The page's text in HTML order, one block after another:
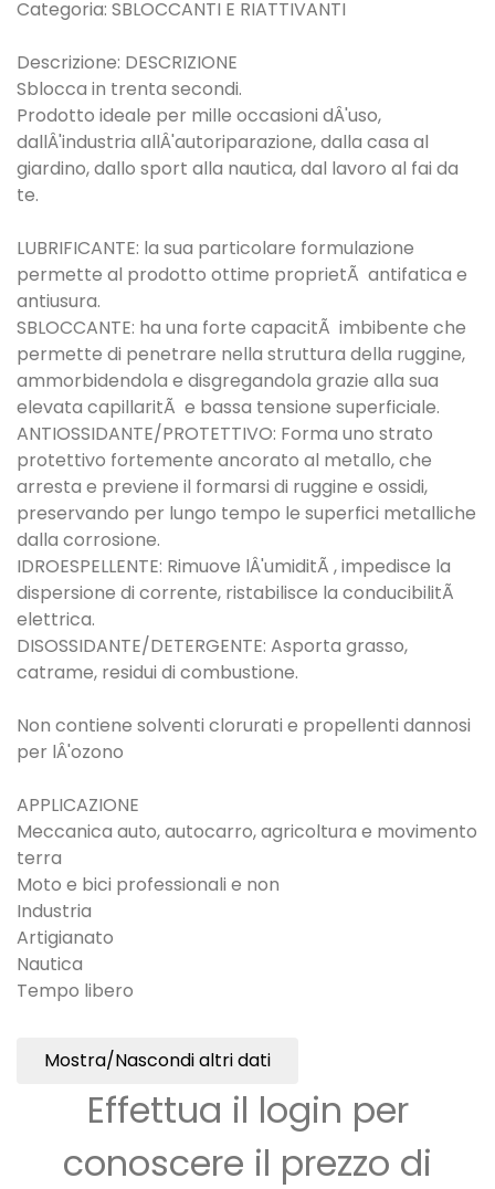
Categoria: SBLOCCANTI E RIATTIVANTI
Descrizione: DESCRIZIONE
Sblocca in trenta secondi.
Prodotto ideale per mille occasioni dÂ'uso,
dallÂ'industria allÂ'autoriparazione, dalla casa al
giardino, dallo sport alla nautica, dal lavoro al fai da
te.
LUBRIFICANTE: la sua particolare formulazione
permette al prodotto ottime proprietÃ antifatica e
antiusura.
SBLOCCANTE: ha una forte capacitÃ imbibente che
permette di penetrare nella struttura della ruggine,
ammorbidendola e disgregandola grazie alla sua
elevata capillaritÃ e bassa tensione superficiale.
ANTIOSSIDANTE/PROTETTIVO: Forma uno strato
protettivo fortemente ancorato al metallo, che
arresta e previene il formarsi di ruggine e ossidi,
preservando per lungo tempo le superfici metalliche
dalla corrosione.
IDROESPELLENTE: Rimuove lÂ'umiditÃ , impedisce la
dispersione di corrente, ristabilisce la conducibilitÃ
elettrica.
DISOSSIDANTE/DETERGENTE: Asporta grasso,
catrame, residui di combustione.
Non contiene solventi clorurati e propellenti dannosi
per lÂ'ozono
APPLICAZIONE
Meccanica auto, autocarro, agricoltura e movimento
terra
Moto e bici professionali e non
Industria
Artigianato
Nautica
Tempo libero
Mostra/Nascondi altri dati
Effettua il login per
conoscere il prezzo di